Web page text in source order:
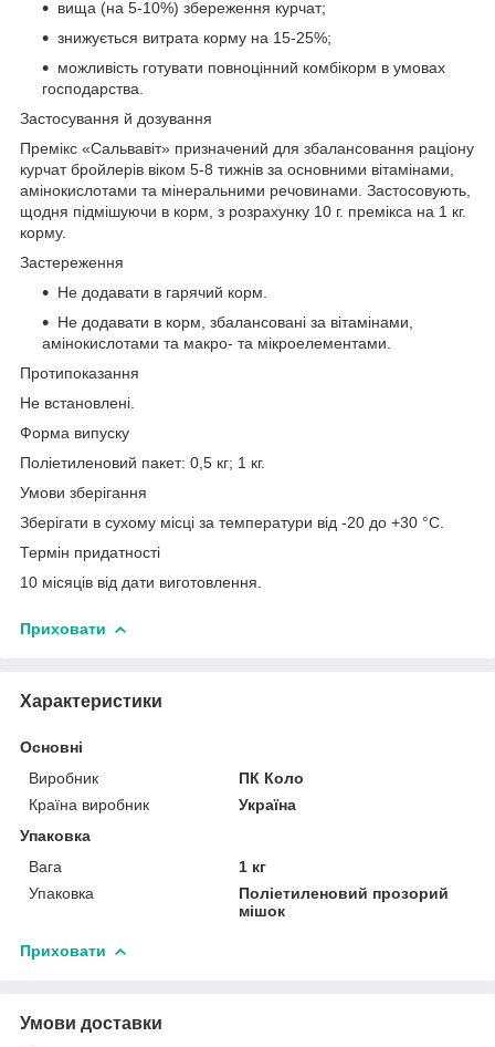
вища (на 5-10%) збереження курчат;
знижується витрата корму на 15-25%;
можливість готувати повноцінний комбікорм в умовах
господарства.
Застосування й дозування
Премікс «Сальвавіт» призначений для збалансовання раціону
курчат бройлерів віком 5-8 тижнів за основними вітамінами,
амінокислотами та мінеральними речовинами. Застосовують,
щодня підмішуючи в корм, з розрахунку 10 г. премікса на 1 кг.
корму.
Застереження
Не додавати в гарячий корм.
Не додавати в корм, збалансовані за вітамінами,
амінокислотами та макро- та мікроелементами.
Протипоказання
Не встановлені.
Форма випуску
Поліетиленовий пакет: 0,5 кг; 1 кг.
Умови зберігання
Зберігати в сухому місці за температури від -20 до +30 °C.
Термін придатності
10 місяців від дати виготовлення.
Приховати
Характеристики
Основні
Виробник
ПК Коло
Країна виробник
Україна
Упаковка
Вага
1 кг
Упаковка
Поліетиленовий прозорий
мішок
Приховати
Умови доставки